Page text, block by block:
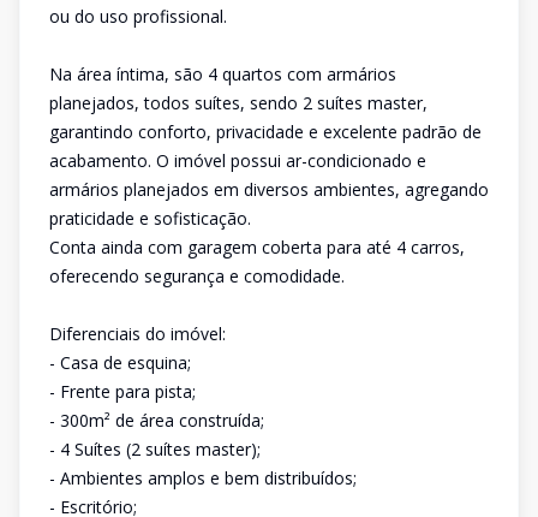
ou do uso profissional.
Na área íntima, são 4 quartos com armários
planejados, todos suítes, sendo 2 suítes master,
garantindo conforto, privacidade e excelente padrão de
acabamento. O imóvel possui ar-condicionado e
armários planejados em diversos ambientes, agregando
praticidade e sofisticação.
Conta ainda com garagem coberta para até 4 carros,
oferecendo segurança e comodidade.
Diferenciais do imóvel:
- Casa de esquina;
- Frente para pista;
- 300m² de área construída;
- 4 Suítes (2 suítes master);
- Ambientes amplos e bem distribuídos;
- Escritório;